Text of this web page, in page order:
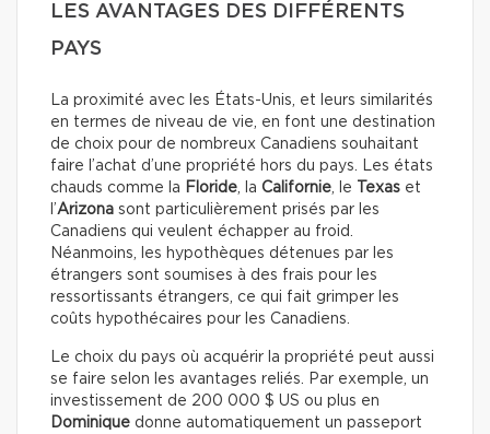
LES AVANTAGES DES DIFFÉRENTS
PAYS
La proximité avec les États-Unis, et leurs similarités
en termes de niveau de vie, en font une destination
de choix pour de nombreux Canadiens souhaitant
faire l’achat d’une propriété hors du pays. Les états
chauds comme la Floride, la Californie, le Texas et
l’Arizona sont particulièrement prisés par les
Canadiens qui veulent échapper au froid.
Néanmoins, les hypothèques détenues par les
étrangers sont soumises à des frais pour les
ressortissants étrangers, ce qui fait grimper les
coûts hypothécaires pour les Canadiens.
Le choix du pays où acquérir la propriété peut aussi
se faire selon les avantages reliés. Par exemple, un
investissement de 200 000 $ US ou plus en
Dominique donne automatiquement un passeport